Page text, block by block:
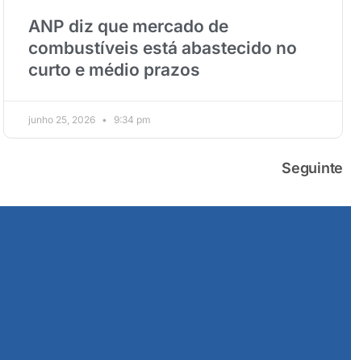
ANP diz que mercado de
combustíveis está abastecido no
curto e médio prazos
junho 25, 2026 9:34 pm
Seguinte